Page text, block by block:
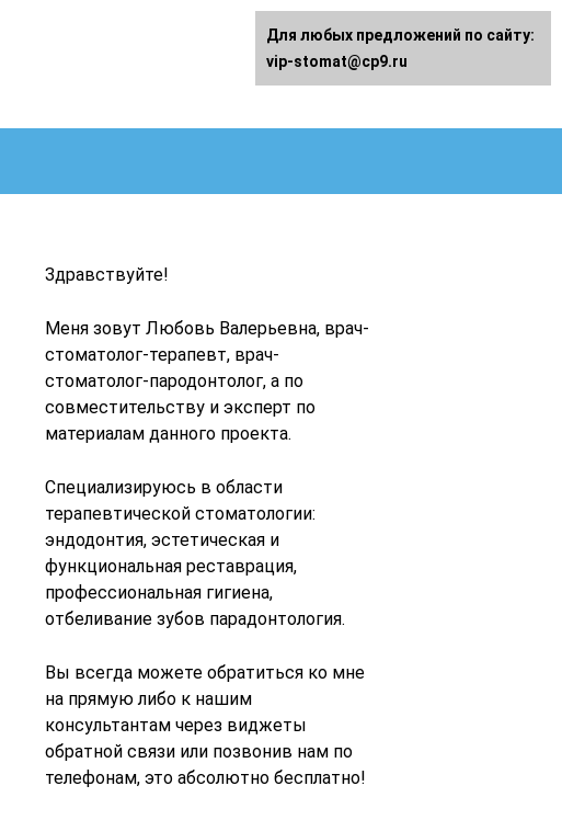
Здравствуйте!
Меня зовут Любовь Валерьевна, врач-
стоматолог-терапевт, врач-
стоматолог-пародонтолог, а по
совместительству и эксперт по
материалам данного проекта.
Специализируюсь в области
терапевтической стоматологии:
эндодонтия, эстетическая и
функциональная реставрация,
профессиональная гигиена,
отбеливание зубов парадонтология.
Вы всегда можете обратиться ко мне
на прямую либо к нашим
консультантам через виджеты
обратной связи или позвонив нам по
телефонам, это абсолютно бесплатно!
Для любых предложений по сайту:
vip-stomat@cp9.ru